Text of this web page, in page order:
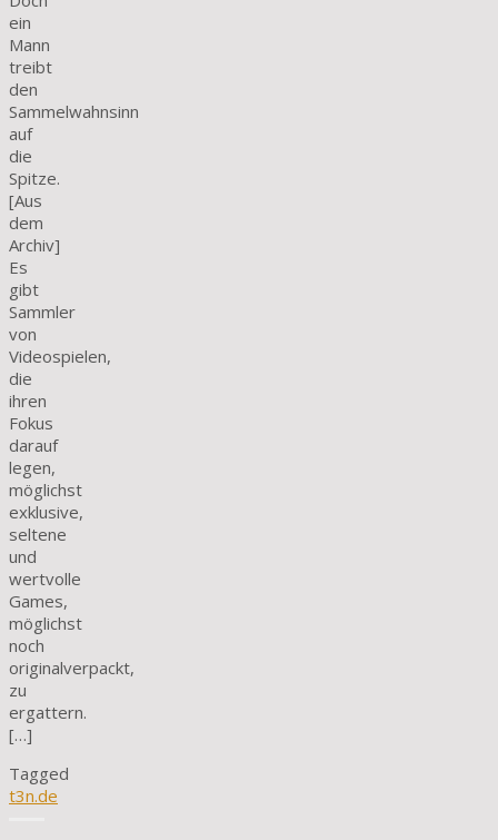
ein
Mann
treibt
den
Sammelwahnsinn
auf
die
Spitze.
[Aus
dem
Archiv]
Es
gibt
Sammler
von
Videospielen,
die
ihren
Fokus
darauf
legen,
möglichst
exklusive,
seltene
und
wertvolle
Games,
möglichst
noch
originalverpackt,
zu
ergattern.
[…]
Tagged
t3n.de